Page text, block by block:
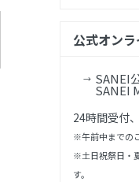
公式オン
SANEI
SANEI
24時間受付
※午前中までの
※土日祝祭日・
す。